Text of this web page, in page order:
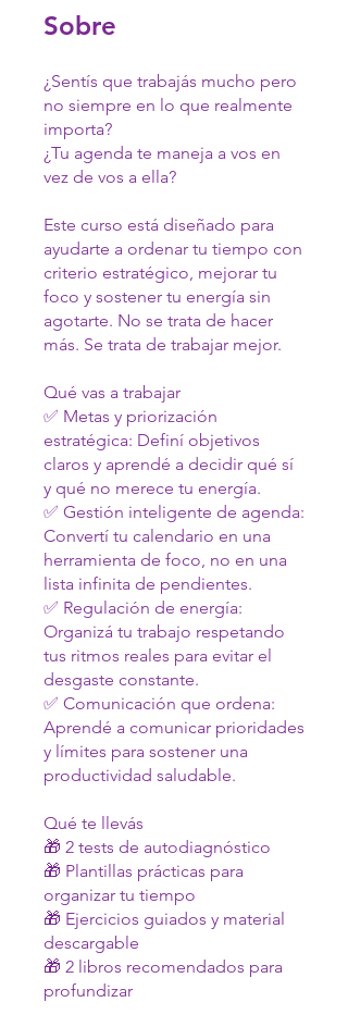
Sobre
¿Sentís que trabajás mucho pero
no siempre en lo que realmente
importa?
¿Tu agenda te maneja a vos en
vez de vos a ella?
Este curso está diseñado para
ayudarte a ordenar tu tiempo con
criterio estratégico, mejorar tu
foco y sostener tu energía sin
agotarte. No se trata de hacer
más. Se trata de trabajar mejor.
Qué vas a trabajar
✅ Metas y priorización
estratégica: Definí objetivos
claros y aprendé a decidir qué sí
y qué no merece tu energía.
✅ Gestión inteligente de agenda:
Convertí tu calendario en una
herramienta de foco, no en una
lista infinita de pendientes.
✅ Regulación de energía:
Organizá tu trabajo respetando
tus ritmos reales para evitar el
desgaste constante.
✅ Comunicación que ordena:
Aprendé a comunicar prioridades
y límites para sostener una
productividad saludable.
Qué te llevás
🎁 2 tests de autodiagnóstico
🎁 Plantillas prácticas para
organizar tu tiempo
🎁 Ejercicios guiados y material
descargable
🎁 2 libros recomendados para
profundizar